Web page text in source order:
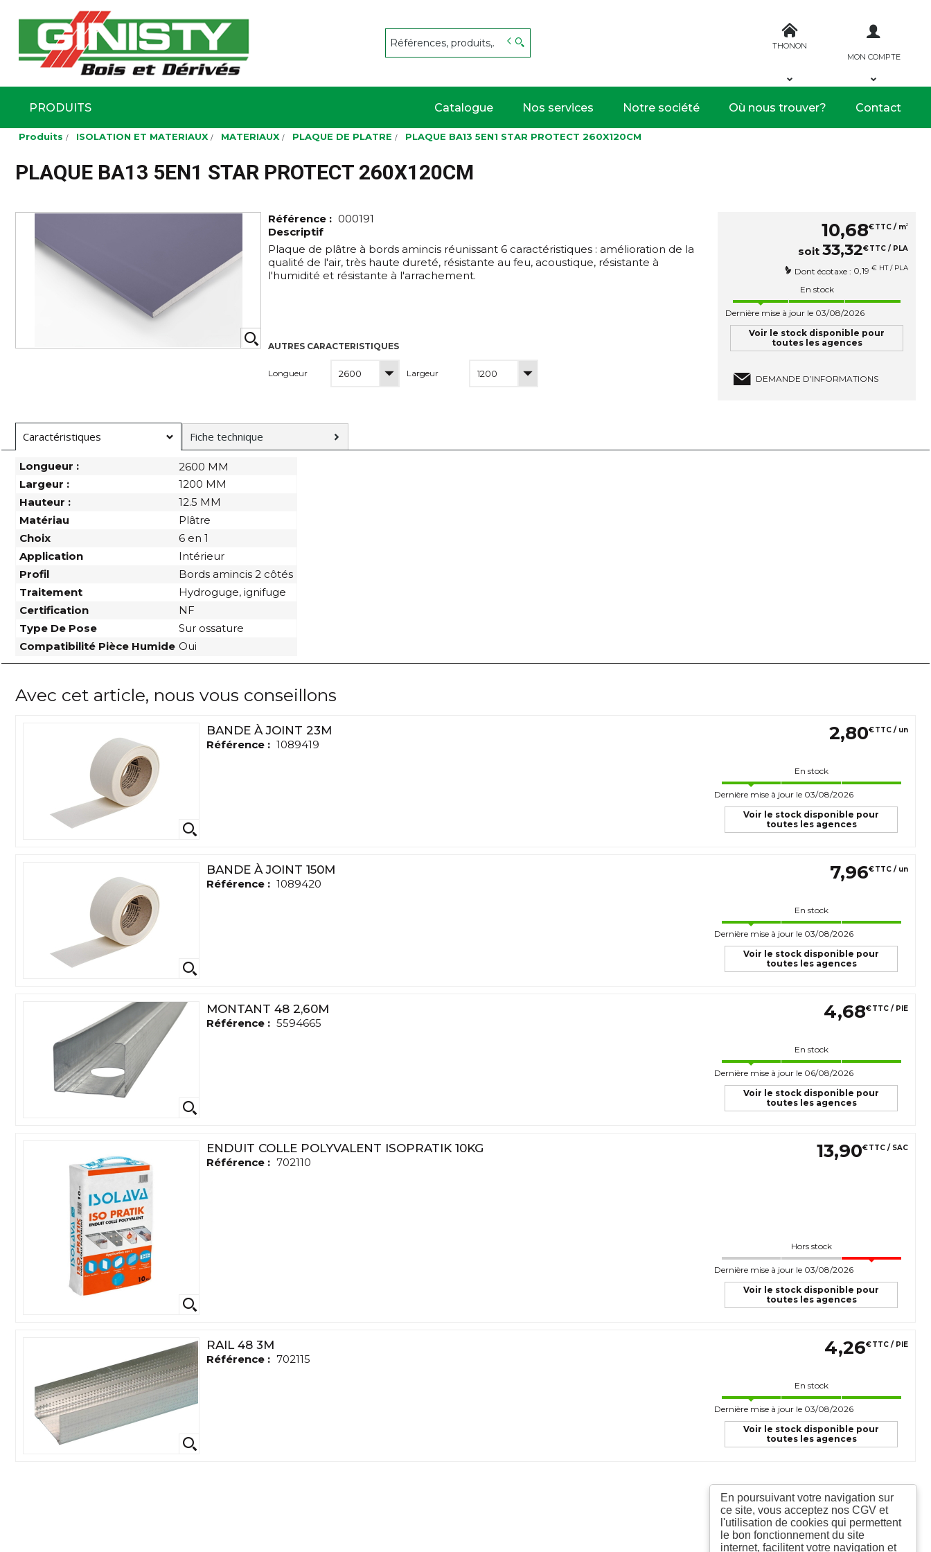
En poursuivant votre navigation sur
ce site, vous acceptez nos CGV et
l'utilisation de cookies qui permettent
le bon fonctionnement du site
internet, facilitent votre navigation et
Aller
principal
THONON
MON COMPTE
PRODUITS Catalogue Nos services Notre société Où nous trouver? Contact
Produits ISOLATION ET MATERIAUX MATERIAUX PLAQUE DE PLATRE PLAQUE BA13 5EN1 STAR PROTECT 260X120CM
PLAQUE BA13 5EN1 STAR PROTECT 260X120CM
Référence : 000191
Descriptif
Plaque de plâtre à bords amincis réunissant 6 caractéristiques : amélioration de la
qualité de l'air, très haute dureté, résistante au feu, acoustique, résistante à
l'humidité et résistante à l'arrachement.
AUTRES CARACTERISTIQUES
Longueur Largeur
10,68€TTC / m2
soit 33,32€TTC / PLA
Dont écotaxe : 0,19 € HT / PLA
En stock
Dernière mise à jour le 03/08/2026
Voir le stock disponible pour
toutes les agences
DEMANDE D’INFORMATIONS
Caractéristiques Fiche technique
Longueur :
2600 MM
Largeur :
1200 MM
Hauteur :
12.5 MM
Matériau
Plâtre
Choix
6 en 1
Application
Intérieur
Profil
Bords amincis 2 côtés
Traitement
Hydroguge, ignifuge
Certification
NF
Type De Pose
Sur ossature
Compatibilité Pièce Humide Oui
Avec cet article, nous vous conseillons
BANDE À JOINT 23M
Référence : 1089419
2,80€TTC / un
En stock
Dernière mise à jour le 03/08/2026
Voir le stock disponible pour
toutes les agences
BANDE À JOINT 150M
Référence : 1089420
7,96€TTC / un
En stock
Dernière mise à jour le 03/08/2026
Voir le stock disponible pour
toutes les agences
MONTANT 48 2,60M
Référence : 5594665
4,68€TTC / PIE
En stock
Dernière mise à jour le 06/08/2026
Voir le stock disponible pour
toutes les agences
ENDUIT COLLE POLYVALENT ISOPRATIK 10KG
Référence : 702110
13,90€TTC / SAC
Hors stock
Dernière mise à jour le 03/08/2026
Voir le stock disponible pour
toutes les agences
RAIL 48 3M
Référence : 702115
4,26€TTC / PIE
En stock
Dernière mise à jour le 03/08/2026
Voir le stock disponible pour
toutes les agences